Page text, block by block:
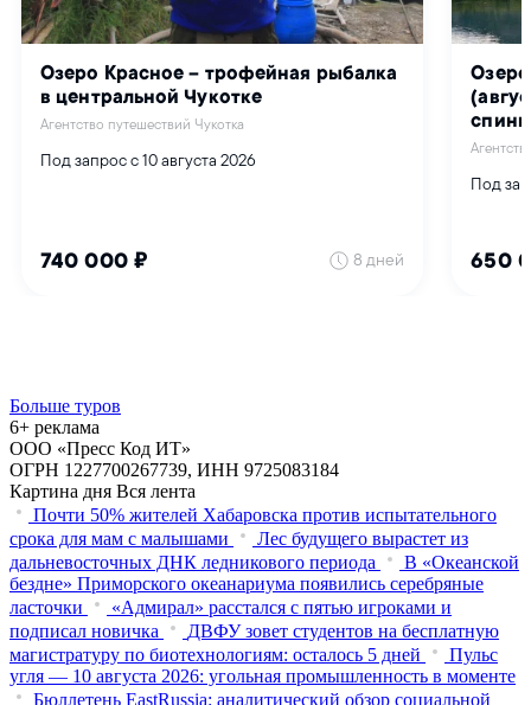
Больше туров
6+ реклама
ООО «Пресс Код ИТ»
ОГРН 1227700267739, ИНН 9725083184
Картина дня Вся лента
Почти 50% жителей Хабаровска против испытательного
срока для мам с малышами
Лес будущего вырастет из
дальневосточных ДНК ледникового периода
В «Океанской
бездне» Приморского океанариума появились серебряные
ласточки
«Адмирал» расстался с пятью игроками и
подписал новичка
ДВФУ зовет студентов на бесплатную
магистратуру по биотехнологиям: осталось 5 дней
Пульс
угля — 10 августа 2026: угольная промышленность в моменте
Бюллетень EastRussia: аналитический обзор социальной